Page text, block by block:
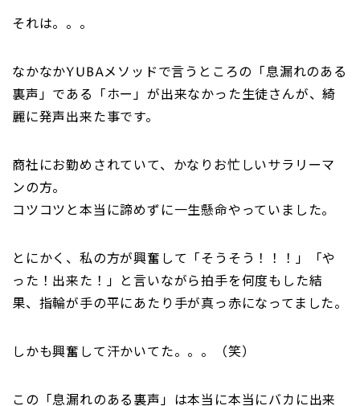
それは。。。
なかなかYUBAメソッドで言うところの「息漏れのある
裏声」である「ホー」が出来なかった生徒さんが、綺
麗に発声出来た事です。
商社にお勤めされていて、かなりお忙しいサラリーマ
ンの方。
コツコツと本当に諦めずに一生懸命やっていました。
とにかく、私の方が興奮して「そうそう！！！」「や
った！出来た！」と言いながら拍手を何度もした結
果、指輪が手の平にあたり手が真っ赤になってました。
しかも興奮して汗かいてた。。。（笑）
この「息漏れのある裏声」は本当に本当にバカに出来